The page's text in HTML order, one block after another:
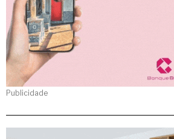
Publicidade